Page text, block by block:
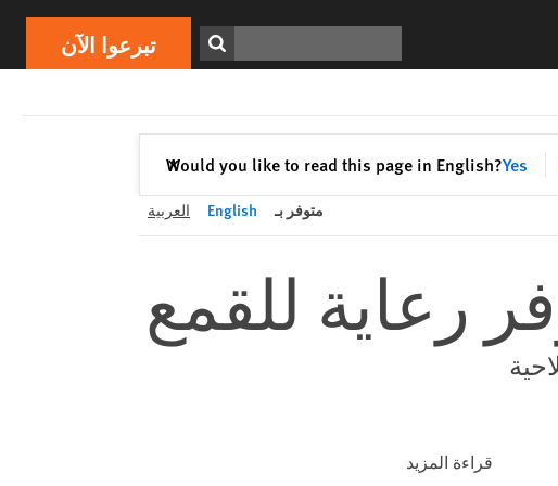
تبرعوا الآن
Would you like to read this page in English?Yes
✕إغلاق
Print تبرعوا الآن
متوفر بـ English العربية
رعاية للقمع
قراءة المزيد